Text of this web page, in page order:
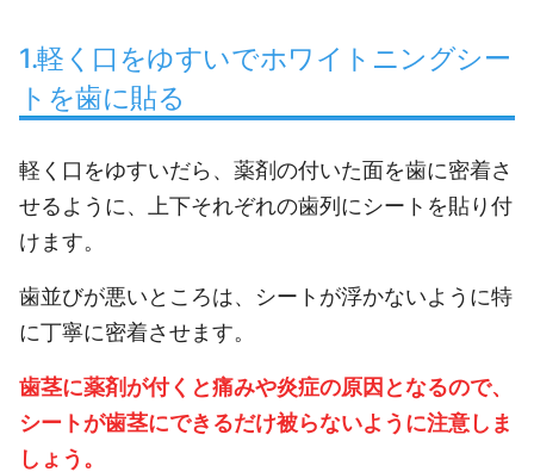
1.軽く口をゆすいでホワイトニングシー
トを歯に貼る
軽く口をゆすいだら、薬剤の付いた面を歯に密着さ
せるように、上下それぞれの歯列にシートを貼り付
けます。
歯並びが悪いところは、シートが浮かないように特
に丁寧に密着させます。
歯茎に薬剤が付くと痛みや炎症の原因となるので、
シートが歯茎にできるだけ被らないように注意しま
しょう。